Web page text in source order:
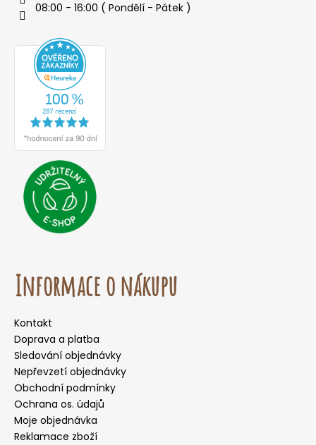
08:00 - 16:00 ( Pondělí - Pátek )
Informace o nákupu
Kontakt
Doprava a platba
Sledování objednávky
Nepřevzetí objednávky
Obchodní podmínky
Ochrana os. údajů
Moje objednávka
Reklamace zboží